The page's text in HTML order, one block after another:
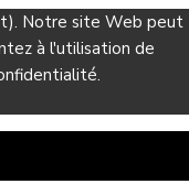
Notre site Web peut
à l'utilisation de